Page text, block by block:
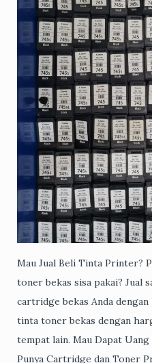
Mau Jual Beli Tinta Printer?
toner bekas sisa pakai? Jual
cartridge bekas Anda
tinta toner bekas dengan
tempat lain. Mau Dapat Uang
Punya Cartridge dan Toner